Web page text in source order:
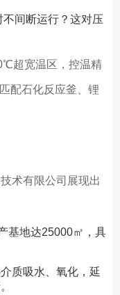
间断运行？这对压
超宽温区，控温精
配石化反应釜、锂
术有限公司展现出
基地达25000㎡，具
质吸水、氧化，延